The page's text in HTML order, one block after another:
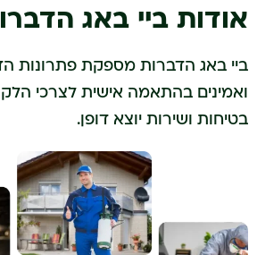
אודות ביי באג
ביי באג הדברות מספקת פתרונות
ואמינים בהתאמה אישית לצרכי
בטיחות ושירות יוצא דופן.